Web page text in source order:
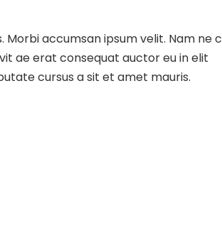
accumsan ipsum velit. Nam ne c
ae erat consequat auctor eu in elit
cursus a sit et amet mauris.